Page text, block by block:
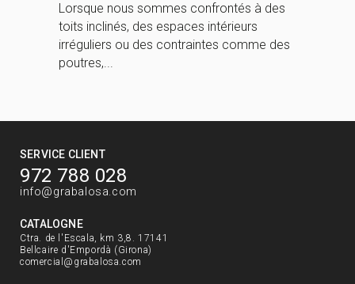
Lorsque nous sommes confrontés à des
toits inclinés, des espaces intérieurs
irréguliers ou des contraintes comme des
poutres,...
SERVICE CLIENT
972 788 028
info@grabalosa.com
CATALOGNE
Ctra. de l'Escala, km 3,8. 17141
Bellcaire d'Empordà (Girona)
comercial@grabalosa.com